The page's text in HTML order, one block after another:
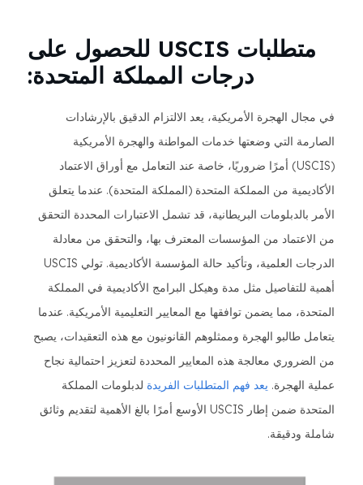
متطلبات USCIS للحصول على
درجات المملكة المتحدة:
في مجال الهجرة الأمريكية، يعد الالتزام الدقيق بالإرشادات
الصارمة التي وضعتها خدمات المواطنة والهجرة الأمريكية
(USCIS) أمرًا ضروريًا، خاصة عند التعامل مع أوراق الاعتماد
الأكاديمية من المملكة المتحدة (المملكة المتحدة). عندما يتعلق
الأمر بالدبلومات البريطانية، قد تشمل الاعتبارات المحددة التحقق
من الاعتماد من المؤسسات المعترف بها، والتحقق من معادلة
الدرجات العلمية، وتأكيد حالة المؤسسة الأكاديمية. تولي USCIS
أهمية للتفاصيل مثل مدة وهيكل البرامج الأكاديمية في المملكة
المتحدة، مما يضمن توافقها مع المعايير التعليمية الأمريكية. عندما
يتعامل طالبو الهجرة وممثلوهم القانونيون مع هذه التعقيدات، يصبح
من الضروري معالجة هذه المعايير المحددة لتعزيز احتمالية نجاح
عملية الهجرة. يعد فهم المتطلبات الفريدة لدبلومات المملكة
المتحدة ضمن إطار USCIS الأوسع أمرًا بالغ الأهمية لتقديم وثائق
شاملة ودقيقة.